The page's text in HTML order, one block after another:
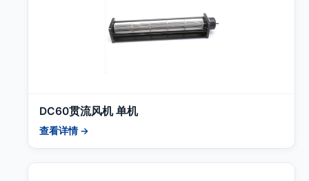
DC60贯流风机 单机
查看详情 →